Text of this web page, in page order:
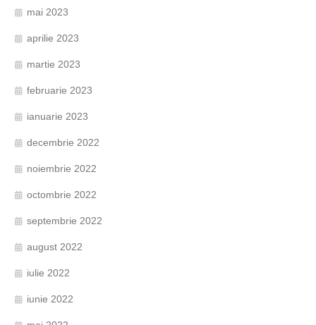
mai 2023
aprilie 2023
martie 2023
februarie 2023
ianuarie 2023
decembrie 2022
noiembrie 2022
octombrie 2022
septembrie 2022
august 2022
iulie 2022
iunie 2022